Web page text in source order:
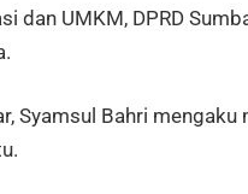
dan UMKM, DPRD
Syamsul Bahri